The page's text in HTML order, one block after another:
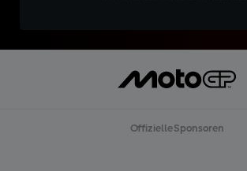
Offizielle Sponsoren